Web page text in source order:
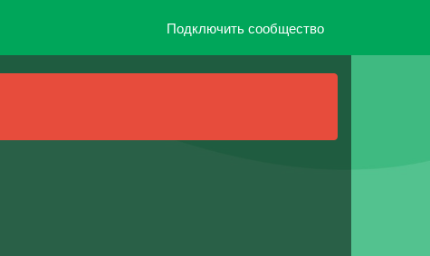
Подключить сообщество